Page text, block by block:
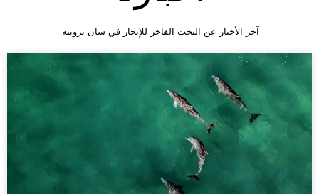
آخر الأخبار عن اليخت الفاخر للإيجار في سان تروبيه: